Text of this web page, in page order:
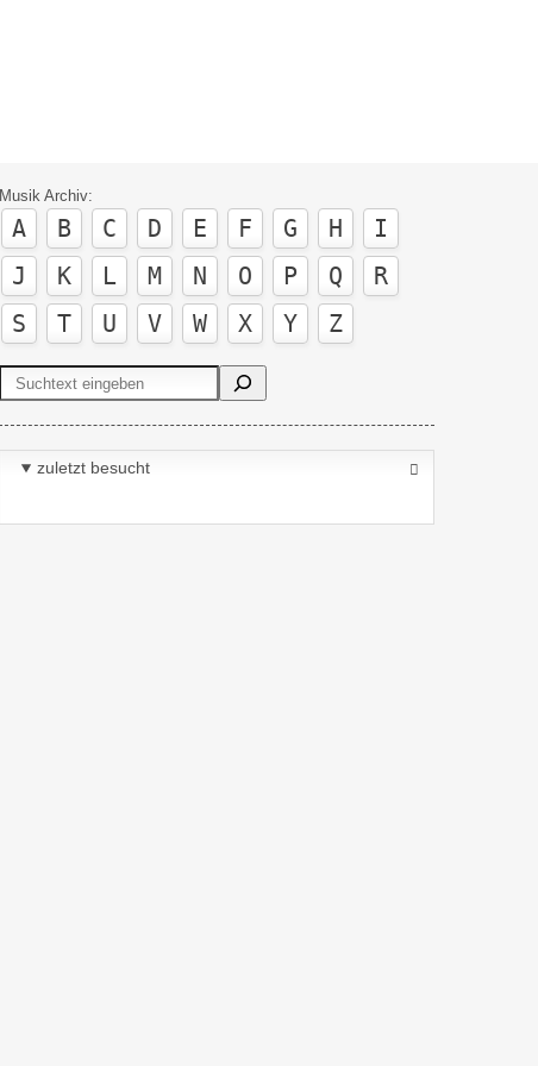
Musik Archiv:
A B C D E F G H
I
J
K L M N O P Q
R
S
T U V W X Y Z
Suchen
zuletzt besucht